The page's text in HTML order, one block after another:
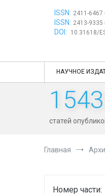
ISSN: 2411-6467
ISSN: 2413-9335
DOI: 10.31618/
НАУЧНОЕ
статей
Главная
Номер части: